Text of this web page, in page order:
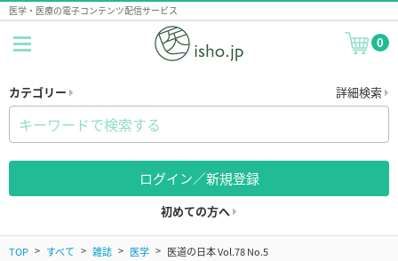
医学・医療の電子コンテンツ配信サービス
0
カテゴリー 詳細検索
ログイン／新規登録
初めての方へ
TOP すべて 雑誌 医学 医道の日本 Vol.78 No.5